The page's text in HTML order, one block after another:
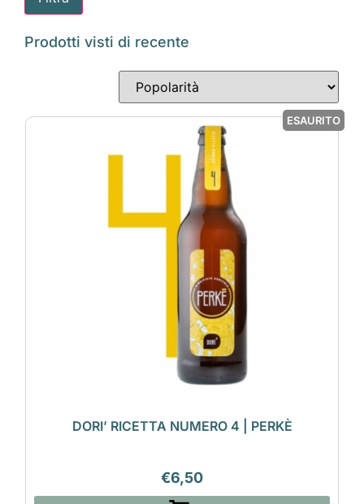
Prodotti visti di recente
ESAURITO
DORI’ RICETTA NUMERO 4 | PERKÈ
€6,50